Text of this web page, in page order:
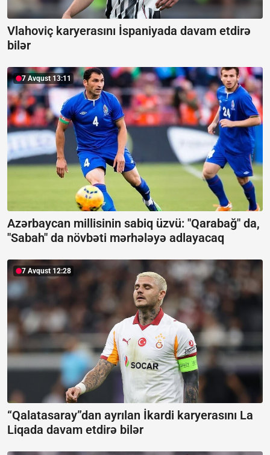
Vlahoviç karyerasını İspaniyada davam etdirə
bilər
7 Avqust 13:11
Azərbaycan millisinin sabiq üzvü: "Qarabağ" da,
"Sabah" da növbəti mərhələyə adlayacaq
7 Avqust 12:28
“Qalatasaray”dan ayrılan İkardi karyerasını La
Liqada davam etdirə bilər